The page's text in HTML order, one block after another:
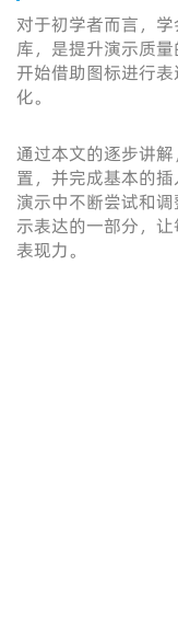
对于初学者而言，
库，是提升演示质
开始借助图标进行
化。
通过本文的逐步讲
置，并完成基本的
演示中不断尝试和
示表达的一部分，
表现力。